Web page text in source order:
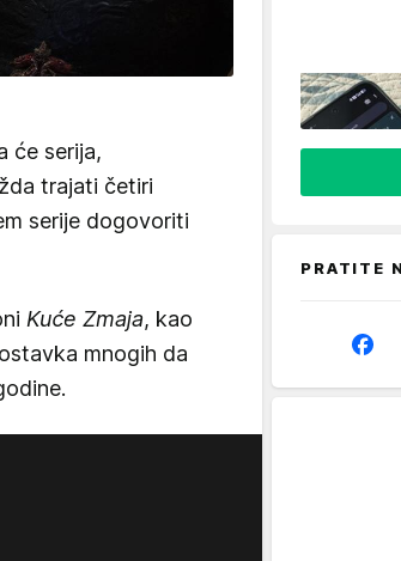
će serija,
trajati četiri
serije dogovoriti
Kuće Zmaja, kao
mnogih da
PRATITE